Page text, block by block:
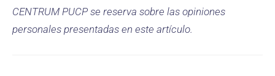
CENTRUM PUCP se reserva sobre las opiniones
personales presentadas en este artículo.